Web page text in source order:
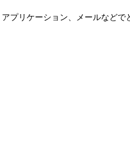
プリケーション、メールなど